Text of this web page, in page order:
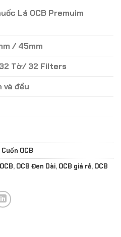
35.000 ₫.
Lá OCB Premuim
/ 45mm
Tờ/ 32 Filters
và đều
Cuốn OCB
, OCB Đen Dài, OCB giá rẻ, OCB